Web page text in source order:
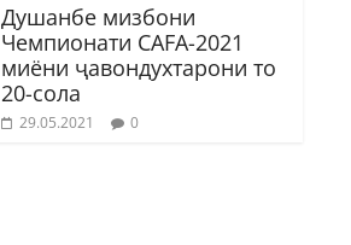
Душанбе мизбони
Чемпионати CAFA-2021
миёни ҷавондухтарони то
20-сола
29.05.2021 0